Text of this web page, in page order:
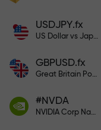
USDJPY.fx
US Dollar vs Japanese Yen
GBPUSD.fx
Great Britain Pound vs US Dollar
#NVDA
NVIDIA Corp Nasdaq Stock Exchange (Nasdaq) USD